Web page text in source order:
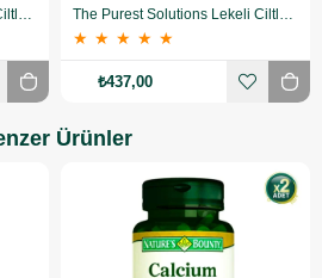
The Purest Solutions Lekeli Ciltler İçin Antioksidan Destekli Güneş Kremi, 50+ SPF UVA/UVB Blemish Defense, Antioxidant Protection 2li paket The Purest Solutions Lekeli Ciltler İçin Renkli Güneş Kremi SPF50+ 50 ML
★ ★ ★ ★ ★
₺437,00
Ürünler